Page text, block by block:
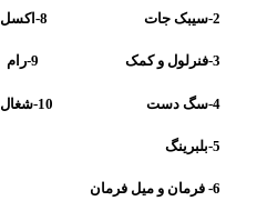
2-سیبک جات 8-اکسل
3-فنرلول و کمک 9-رام
4-سگ دست 10-شغال دست
5-بلبرینگ
6- فرمان و میل فرمان